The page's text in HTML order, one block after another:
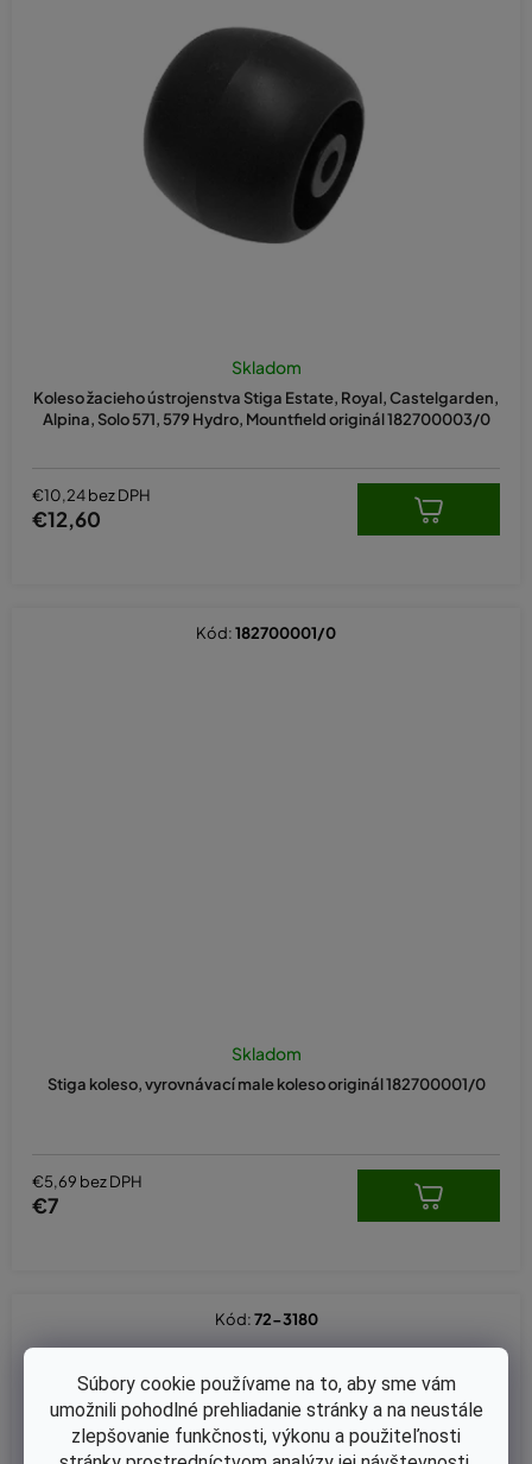
Súbory cookie používame na to, aby sme vám
umožnili pohodlné prehliadanie stránky a na neustále
zlepšovanie funkčnosti, výkonu a použiteľnosti
Koleso žacieho ústrojenstva Stiga Estate, Royal, Castelgarden,
Alpina, Solo 571, 579 Hydro, Mountfield originál 182700003/0
Skladom
€10,24 bez DPH
€12,60
Stiga koleso, vyrovnávací male koleso originál 182700001/0
Skladom
€5,69 bez DPH
€7
Kód:182700001/0
Kód:72-3180